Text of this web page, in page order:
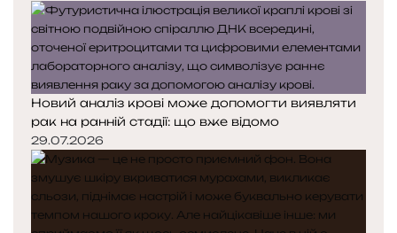
Новий аналіз крові може допомогти виявляти
рак на ранній стадії: що вже відомо
29.07.2026